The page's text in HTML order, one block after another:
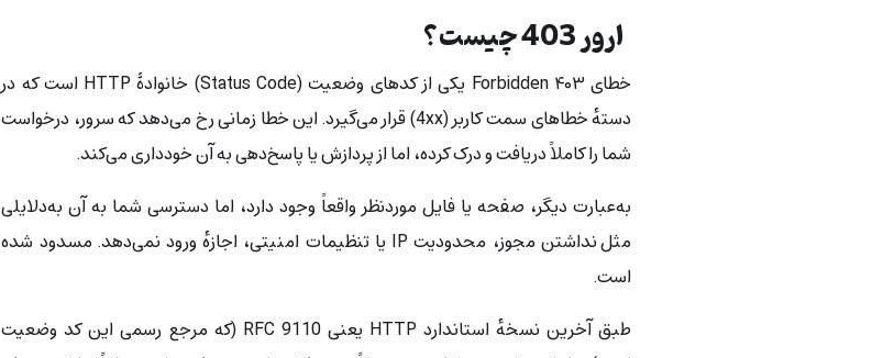
ارور 403 چیست؟
خطای ۴۰۳ Forbidden یکی از کدهای وضعیت (Status Code) خانوادۀ HTTP است که در
دستهٔ خطاهای سمت کاربر (4xx) قرار می‌گیرد. این خطا زمانی رخ می‌دهد که سرور، درخواست
شما را کاملاً دریافت و درک کرده، اما از پردازش یا پاسخ‌دهی به آن خودداری می‌کند.
به‌عبارت دیگر، صفحه یا فایل موردنظر واقعاً وجود دارد، اما دسترسی شما به آن به‌دلایلی
مثل نداشتن مجوز، محدودیت IP یا تنظیمات امنیتی، اجازهٔ ورود نمی‌دهد. مسدود شده
است.
طبق آخرین نسخهٔ استاندارد HTTP یعنی RFC 9110 (که مرجع رسمی این کد وضعیت